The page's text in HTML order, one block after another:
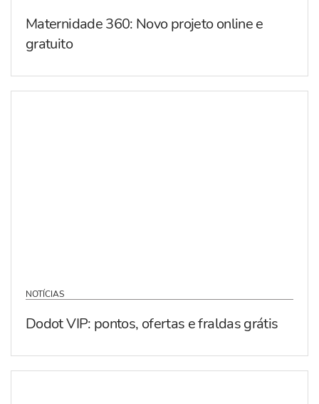
Maternidade 360: Novo projeto online e
gratuito
NOTÍCIAS
Dodot VIP: pontos, ofertas e fraldas grátis